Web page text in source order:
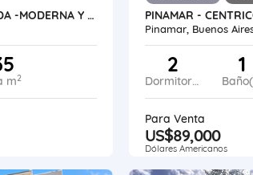
SENDEROS III COSTA ESMERALDA -MODERNA Y FUNCIONAL CASA CON PILETA
m2
Pinamar, Buenos
2
Dormitorios
1
Para Venta
US$89,000
Dólares Americanos